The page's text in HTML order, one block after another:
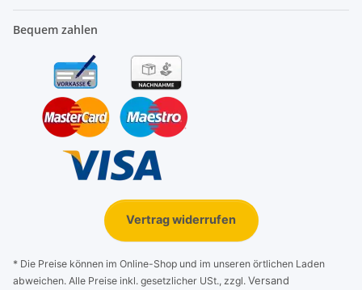
Bequem zahlen
Vertrag widerrufen
* Die Preise können im Online-Shop und im unseren örtlichen Laden
abweichen. Alle Preise inkl. gesetzlicher USt., zzgl. Versand